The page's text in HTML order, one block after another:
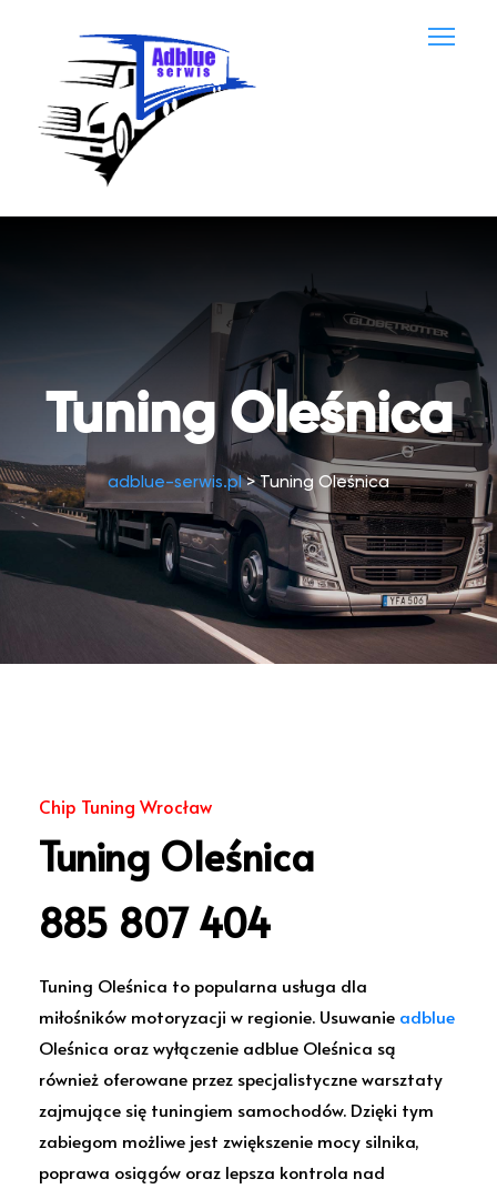
Tuning Oleśnica
adblue-serwis.pl>Tuning Oleśnica
Chip Tuning Wrocław
Tuning Oleśnica
885 807 404
Tuning Oleśnica to popularna usługa dla
miłośników motoryzacji w regionie. Usuwanie adblue
Oleśnica oraz wyłączenie adblue Oleśnica są
również oferowane przez specjalistyczne warsztaty
zajmujące się tuningiem samochodów. Dzięki tym
zabiegom możliwe jest zwiększenie mocy silnika,
poprawa osiągów oraz lepsza kontrola nad